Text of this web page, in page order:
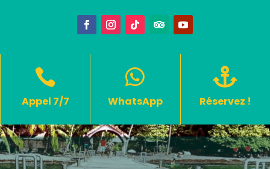

Appel 7/7

WhatsApp

Réservez !